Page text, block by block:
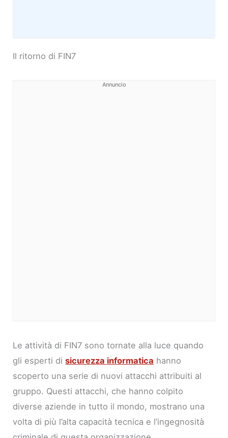
Il ritorno di FIN7
Annuncio
Le attività di FIN7 sono tornate alla luce quando
gli esperti disicurezza informatica hanno
scoperto una serie di nuovi attacchi attribuiti al
gruppo. Questi attacchi, che hanno colpito
diverse aziende in tutto il mondo, mostrano una
volta di più l’alta capacità tecnica e l’ingegnosità